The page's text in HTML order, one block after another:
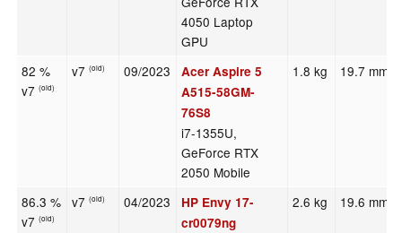
4050 Laptop
GPU
82 %
v7(old)
v7(old) 09/2023
Acer Aspire 5
A515-58GM-
76S8
i7-1355U,
GeForce RTX
2050 Mobile
1.8 kg 19.7 mm
86.3 %
v7(old)
v7(old) 04/2023
HP Envy 17-
cr0079ng
2.6 kg 19.6 mm